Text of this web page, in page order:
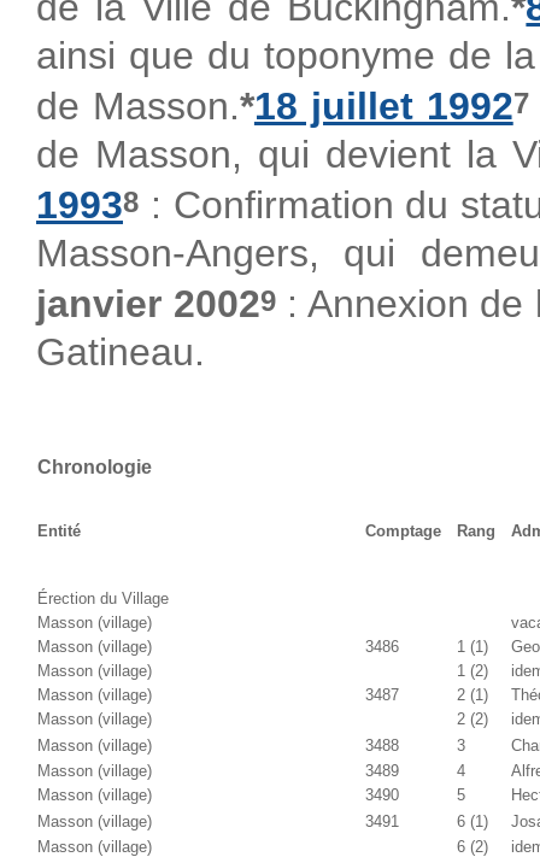
ainsi que du toponyme de
de Masson.*18 juillet 19927
de Masson, qui devient la
19938 : Confirmation du
Masson-Angers, qui
janvier 20029: Annexion de
Gatineau.
Chronologie
Entité Comptage Rang
Érection du Village
Masson (village)
Masson (village)
3486 1 (1)
Masson (village)
1 (2)
Masson (village)
3487 2 (1)
Masson (village)
2 (2)
Masson (village)
3488 3
Masson (village)
3489 4
Masson (village)
3490 5
Masson (village)
3491 6 (1)
Masson (village)
6 (2)